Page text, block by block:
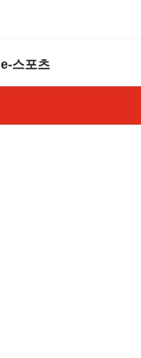
e-스포츠